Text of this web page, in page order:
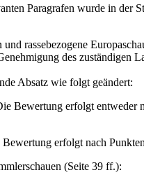
Paragrafen wurde in der
rassebezogene
des zuständigen
Absatz wie folgt geändert:
Bewertung erfolgt entweder
erfolgt nach
(Seite 39 ff.):